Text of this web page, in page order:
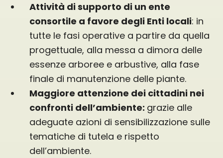
Attività di supporto di un ente
consortile a favore degli Enti locali: in
tutte le fasi operative a partire da quella
progettuale, alla messa a dimora delle
essenze arboree e arbustive, alla fase
finale di manutenzione delle piante.
Maggiore attenzione dei cittadini nei
confronti dell’ambiente: grazie alle
adeguate azioni di sensibilizzazione sulle
tematiche di tutela e rispetto
dell’ambiente.